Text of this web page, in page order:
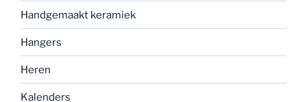
Handgemaakt keramiek
Hangers
Heren
Kalenders